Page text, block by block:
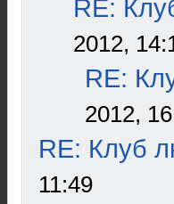
RE:
2012,
RE:
2012,
RE: Клуб
11:49